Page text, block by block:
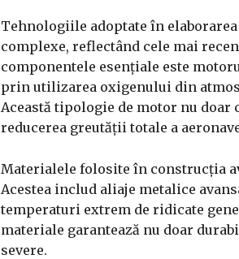
Tehnologiile adoptate în
complexe, reflectând cele mai
componentele esențiale este
prin utilizarea oxigenului din
Această tipologie de motor nu
reducerea greutății totale a
Materialele folosite în construcția
Acestea includ aliaje metalice
temperaturi extrem de ridicate
materiale garantează nu doar
severe.